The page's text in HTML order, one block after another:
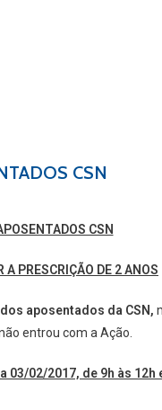
CSN
CSN
A PRESCRIÇÃO DE 2 ANOS
aposentados da CSN,
entrou com a Ação.
02/2017, de 9h às